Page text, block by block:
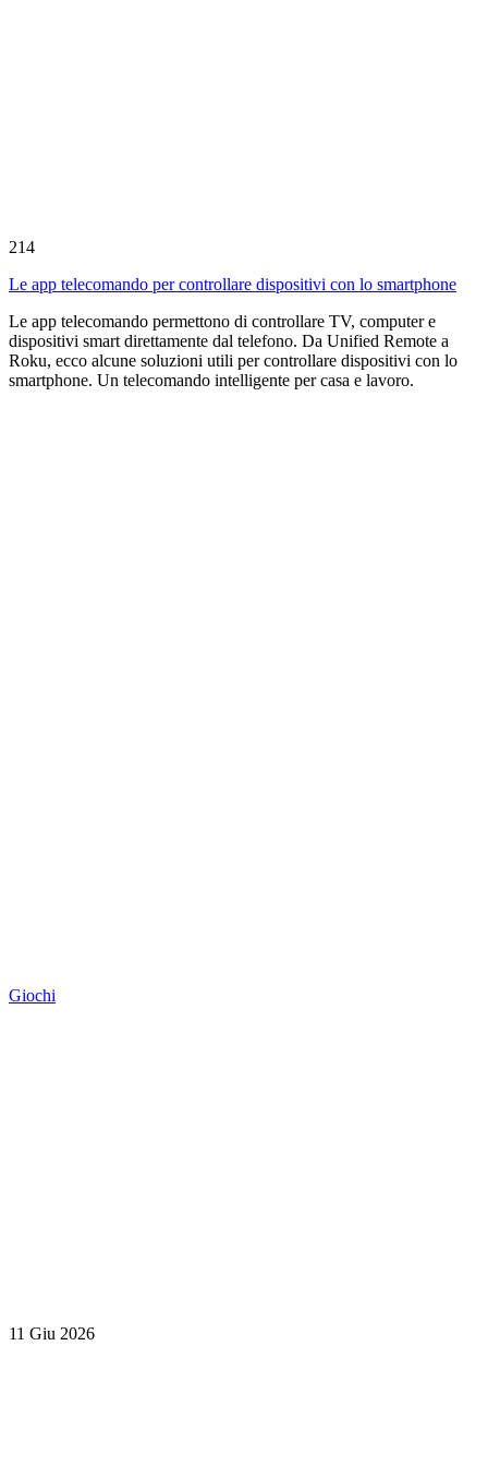
214
Le app telecomando per controllare dispositivi con lo smartphone
Le app telecomando permettono di controllare TV, computer e
dispositivi smart direttamente dal telefono. Da Unified Remote a
Roku, ecco alcune soluzioni utili per controllare dispositivi con lo
smartphone. Un telecomando intelligente per casa e lavoro.
Giochi
11 Giu 2026